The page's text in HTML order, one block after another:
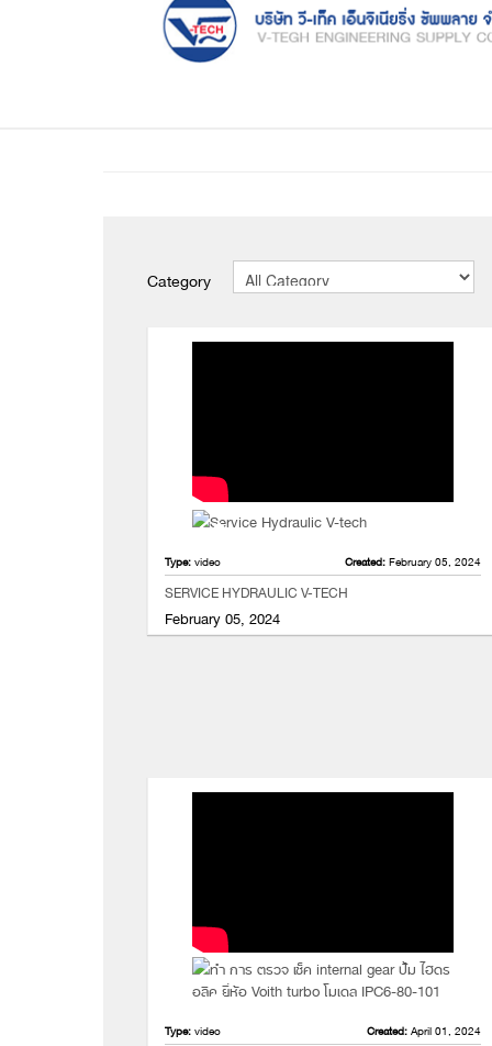
Category
Type:video Created:February 05, 2024
SERVICE HYDRAULIC V-TECH
February 05, 2024
Type:video Created:April 01, 2024